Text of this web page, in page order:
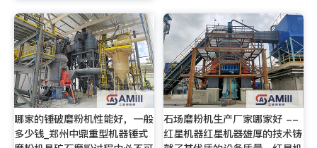
哪家的锤破磨粉机性能好，一般
多少钱_郑州中鼎重型机器锤式
石场磨粉机生产厂家哪家好 --
红星机器红星机器雄厚的技术铸